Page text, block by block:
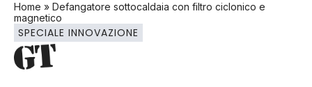
Home » Defangatore sottocaldaia con filtro ciclonico e
magnetico
SPECIALE INNOVAZIONE